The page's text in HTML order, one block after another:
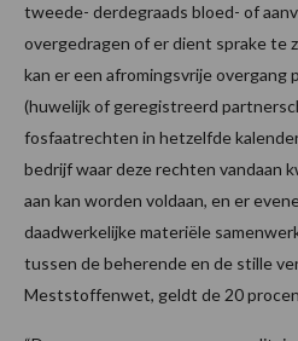
tweede- derdegraads bloed- of
overgedragen of er dient sprake te
kan er een afromingsvrije
(huwelijk of geregistreerd
fosfaatrechten in hetzelfde
bedrijf waar deze rechten vandaan
aan kan worden voldaan, en er
daadwerkelijke materiële
tussen de beherende en de stille
Meststoffenwet, geldt de 20